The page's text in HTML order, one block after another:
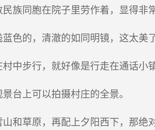
同胞在院子里劳作着，显得非
色的，清澈的如同明镜，这太美了
中步行，就好像是行走在通话小镇
台上可以拍摄村庄的全景。
和草原，再配上夕阳西下，那绝